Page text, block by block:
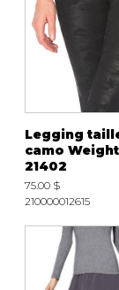
Legging
camo
21402
75.00 $
210000012615